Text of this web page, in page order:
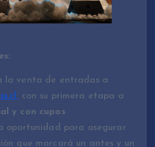
la venta de entradas a
con su primera etapa a
y con cupos
oportunidad para asegurar
que marcará un antes y un